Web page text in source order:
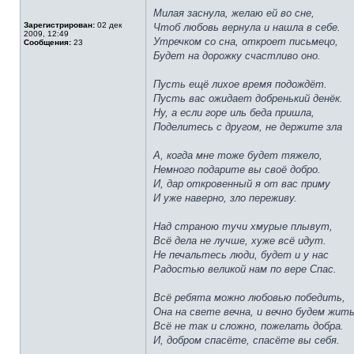
Зарегистрирован: 02 дек
2009, 12:49
Сообщения: 23
Милая заснула, желаю ей во сне,
Чтоб любовь вернула и нашла в себе.
Утречком со сна, откроет письмецо,
Будет на дорожку счастливо оно.
Пусть ещё лихое время подождёт.
Пусть вас ожидает добренький денёк.
Ну, а если горе иль беда пришла,
Поделитесь с другом, не держите зла
А, когда мне тоже будет тяжело,
Немного подарите вы своё добро.
И, дар откровенный я от вас приму
И уже наверно, зло переживу.
Над страною тучи хмурые плывут,
Всё дела не лучше, хуже всё идут.
Не печальтесь люди, будет и у нас
Радостью великой нам по вере Спас.
Всё ребята можно любовью победить,
Она на свете вечна, и вечно будем
Всё не так и сложно, пожелать добра.
И, добром спасёте, спасёте вы себя.